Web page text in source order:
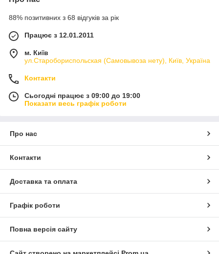
88% позитивних з 68 відгуків за рік
Працює з 12.01.2011
м. Київ
ул.Старобориспольская (Самовывоза нету), Київ, Україна
Контакти
Сьогодні працює з 09:00 до 19:00
Показати весь графік роботи
Про нас
Контакти
Доставка та оплата
Графік роботи
Повна версія сайту